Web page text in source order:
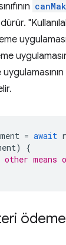
= await
)
{
means